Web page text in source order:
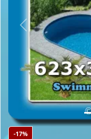
Previous
-17%